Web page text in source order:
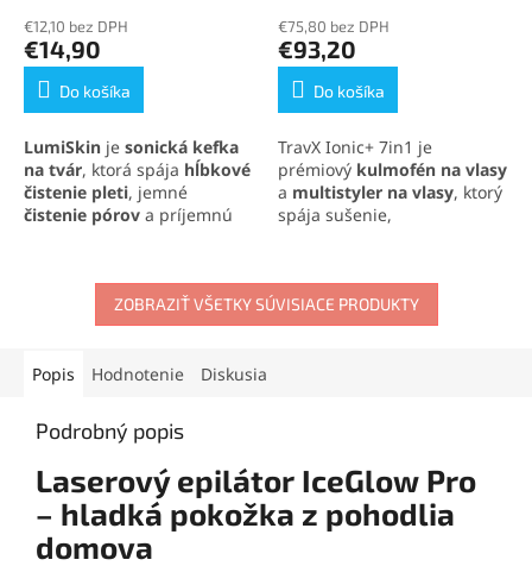
€12,10 bez DPH
€14,90
Do košíka
LumiSkin je sonická kefka
na tvár, ktorá spája hĺbkové
čistenie pleti, jemné
čistenie pórov a príjemnú
hygienickému silikónu,
vodoodolnému prevedeniu a
exfoliácii pletije
starostlivosť o pleť.
pomocníka doma aj na
€75,80 bez DPH
€93,20
Do košíka
TravX Ionic+ 7in1 je
prémiový kulmofén na vlasy
a multistyler na vlasy, ktorý
spája sušenie,
zariadení. VďakaBLDC
motoru s rýchlosťou 110
000 ot./min.,ionizačnej
všestranný styling doma.
ZOBRAZIŤ VŠETKY SÚVISIACE PRODUKTY
Popis Hodnotenie Diskusia
Podrobný popis
Laserový epilátor IceGlow Pro
– hladká pokožka z pohodlia
domova